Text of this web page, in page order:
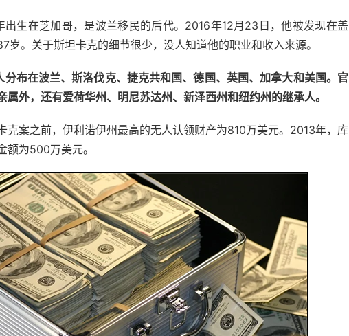
出生在芝加哥，是波兰移民的后代。2016年12月23日，他被发现在盖
岁。关于斯坦卡克的细节很少，没人知道他的职业和收入来源。
分布在波兰、斯洛伐克、捷克共和国、德国、英国、加拿大和美国。官
属外，还有爱荷华州、明尼苏达州、新泽西州和纽约州的继承人。
克案之前，伊利诺伊州最高的无人认领财产为810万美元。2013年，库
额为500万美元。